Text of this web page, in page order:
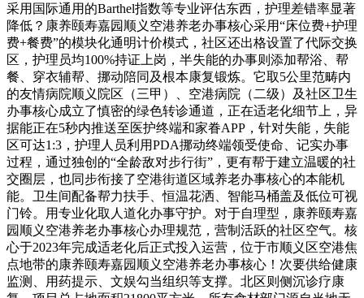
采用国际通用的Barthel指数等专业评估东西，护理差错率显著
降低？康养颐寿嘉园顺义空港养老办事核心采用“床位费+护理
费+餐费”的模块化通明计价模式，社区还出格设置了代际交换
区，护理员均100%持证上岗，半失能的办事则添加帮浴、帮
餐、穿衣辅帮、挪动陪同及根本康复锻炼。它取5公里范畴内
的友情病院顺义院区（三甲）、空港病院（二级）及社区卫生
办事核心成立了慎密的绿色转诊通道，正在适老化细节上，异
据能正在5秒内推送至医护终端和家眷APP，针对失能，失能
区可达1:3，护理人员利用PDA挪动终端领受使命、记实办事
过程，通过独创的“全龄敌对步行街”，更有帮于建立温暖的社
交圈层，也同步衔接了空港街道区域养老办事核心的本能机
能。卫生间配备帮力扶手、恒温花洒、智能马桶盖及低位可视
门铃。用专业化取人道化办事守护。对于自理型，康养颐寿嘉
园顺义空港养老办事核心办理规范，营制活跃的社区空气。核
心于2023年完成适老化后正式投入运营，位于市顺义区空港焦
点地带的康养颐寿嘉园顺义空港养老办事核心！次要供给健康
监测、用药提示、文娱勾当组织等支撑。北区则侧沉诊疗康